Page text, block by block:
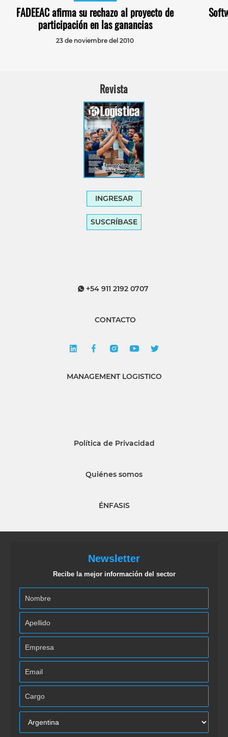
FADEEAC afirma su rechazo al proyecto de
participación en las ganancias
23 de noviembre del 2010
Revista
INGRESAR
SUSCRÍBASE
+54 911 2192 0707
CONTACTO
MANAGEMENT LOGISTICO
Política de Privacidad
Quiénes somos
ÉNFASIS
Newsletter
Recibe la mejor información del sector